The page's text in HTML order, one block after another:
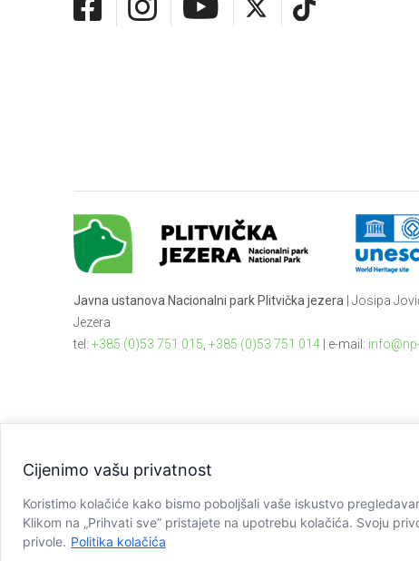
Cijenimo vašu privatnost
Koristimo kolačiće kako bismo poboljšali vaše iskustvo
Klikom na „Prihvati sve” pristajete na upotrebu kolačića. Svoju
privole. Politika kolačića
Javna ustanova Nacionalni park Plitvička jezera| Josipa
Jezera
tel: +385 (0)53 751 015, +385 (0)53 751 014| e-mail:
Copyright © JU NP Plitvička jezera, 2025.